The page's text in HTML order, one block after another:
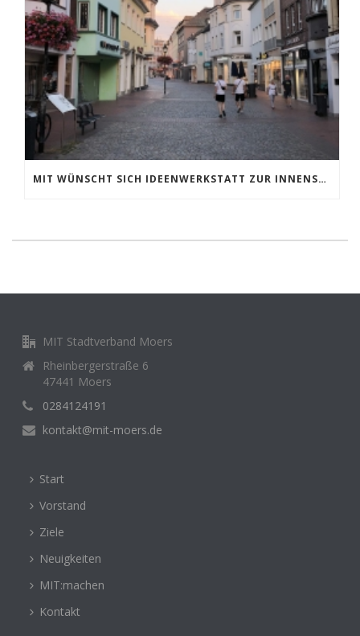
MIT WÜNSCHT SICH IDEENWERKSTATT ZUR INNENSTADTBELEBUNG
MIT Stadtverband Moers
Rheinbergerstraße 6
47441 Moers
0284124191
kontakt@mit-moers.de
Start
Vorstand
Ziele
Neuigkeiten
MIT:machen
Kontakt